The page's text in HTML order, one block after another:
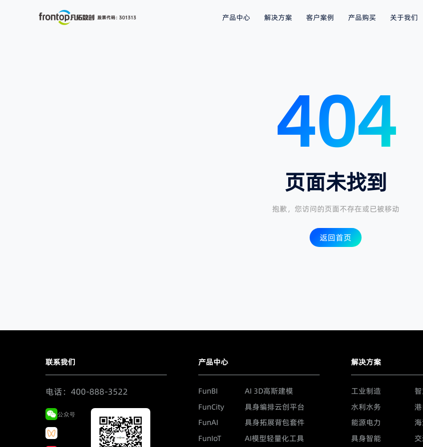
产品中心 解决方案 客户案例 产品购买 关于我们
404
页面未找到
抱歉，您访问的页面不存在或已被移动
返回首页
联系我们
电话：400-888-3522
公众号
产品中心
FunBI
FunCity
FunAI
FunIoT
AI 3D高斯建模
具身编排云创平台
具身拓展背包套件
AI模型轻量化工具
解决方案
工业制造
水利水务
能源电力
具身智能